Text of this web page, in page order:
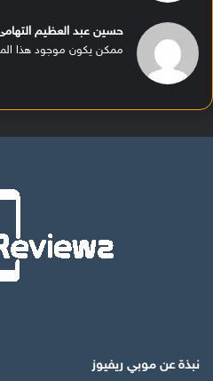
حسين عبد العظيم
ممكن يكون موجود هذا
نبذة عن موبي ريفيوز